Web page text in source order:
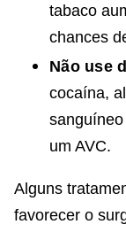
tabaco
chances
Não use
cocaína,
um AVC.
Alguns
favorecer o